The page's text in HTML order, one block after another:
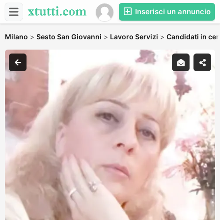
Inserisci un annuncio
Milano > Sesto San Giovanni > Lavoro Servizi > Candidati in